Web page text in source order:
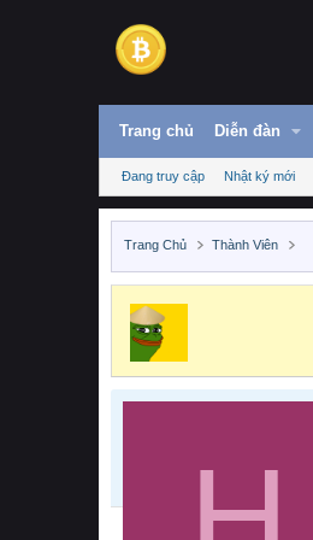
Trang chủ Diễn đàn
Đang truy cập Nhật ký mới
Trang Chủ Thành Viên